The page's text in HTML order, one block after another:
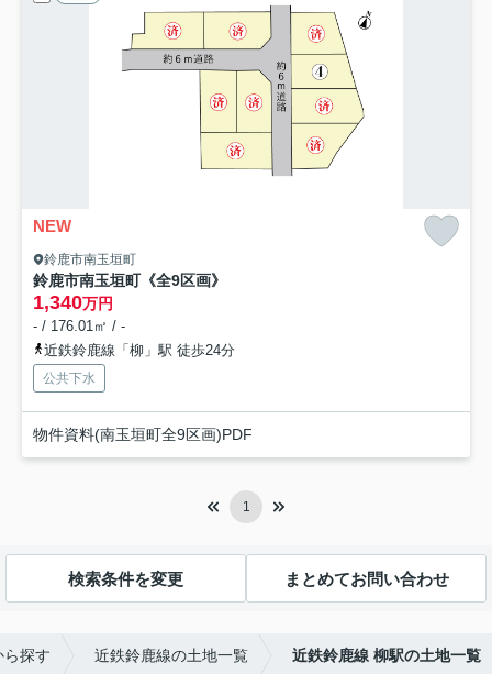
NEW
鈴鹿市南玉垣町
鈴鹿市南玉垣町《全9区画》
1,340万円
- / 176.01㎡ / -
近鉄鈴鹿線「柳」駅 徒歩24分
公共下水
物件資料(南玉垣町全9区画)PDF
1
検索条件を変更 まとめてお問い合わせ
ら探す 近鉄鈴鹿線の土地一覧 近鉄鈴鹿線 柳駅の土地一覧